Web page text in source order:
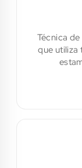
Técnica
que utiliza